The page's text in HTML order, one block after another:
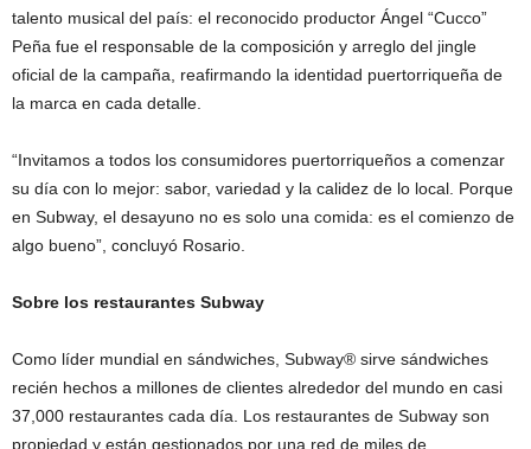
talento musical del país: el reconocido productor Ángel “Cucco”
Peña fue el responsable de la composición y arreglo del jingle
oficial de la campaña, reafirmando la identidad puertorriqueña de
la marca en cada detalle.
“Invitamos a todos los consumidores puertorriqueños a comenzar
su día con lo mejor: sabor, variedad y la calidez de lo local. Porque
en Subway, el desayuno no es solo una comida: es el comienzo de
algo bueno”, concluyó Rosario.
Sobre los restaurantes Subway
Como líder mundial en sándwiches, Subway® sirve sándwiches
recién hechos a millones de clientes alrededor del mundo en casi
37,000 restaurantes cada día. Los restaurantes de Subway son
propiedad y están gestionados por una red de miles de